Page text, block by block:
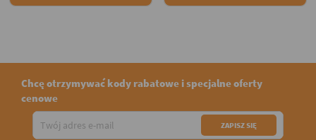
Chcę otrzymywać kody rabatowe i specjalne oferty
cenowe